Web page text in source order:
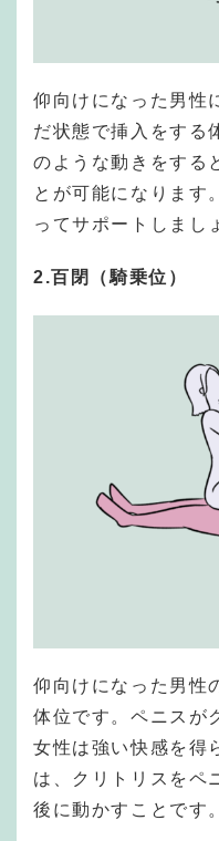
仰向けになった男性
だ状態で挿入をする
のような動きをする
とが可能になります
ってサポートしまし
2.百閉（騎乗位）
仰向けになった男性
体位です。ペニスが
女性は強い快感を得
は、クリトリスをペ
後に動かすことです。